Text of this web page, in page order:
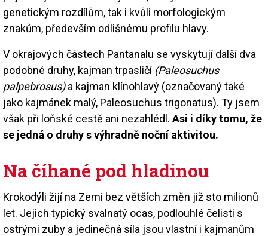
genetickým rozdílům, tak i kvůli morfologickým
znakům, především odlišnému profilu hlavy.
V okrajových částech Pantanalu se vyskytují další dva
podobné druhy, kajman trpasličí (Paleosuchus
palpebrosus)a kajman klínohlavý (označovaný také
jako kajmánek malý, Paleosuchus trigonatus). Ty jsem
však při loňské cestě ani nezahlédl. Asi i díky tomu, že
se jedná o druhy s výhradně noční aktivitou.
Na číhané pod hladinou
Krokodýli žijí na Zemi bez větších změn již sto milionů
let. Jejich typický svalnatý ocas, podlouhlé čelisti s
ostrými zuby a jedinečná síla jsou vlastní i kajmanům